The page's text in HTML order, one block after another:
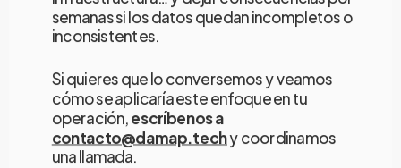
semanas si los datos quedan incompletos o
inconsistentes.
Si quieres que lo conversemos y veamos
cómo se aplicaría este enfoque en tu
operación,escríbenos a
contacto@damap.techy coordinamos
una llamada.